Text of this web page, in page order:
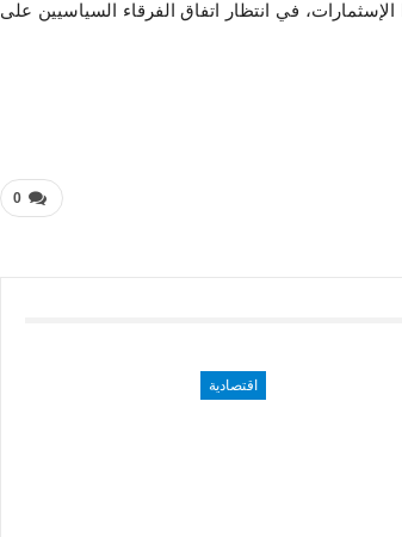
في انتظار اتفاق الفرقاء السياسيين على
0
اقتصادية